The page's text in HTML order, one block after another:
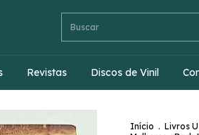
Revistas Discos de Vinil
Início . Livros